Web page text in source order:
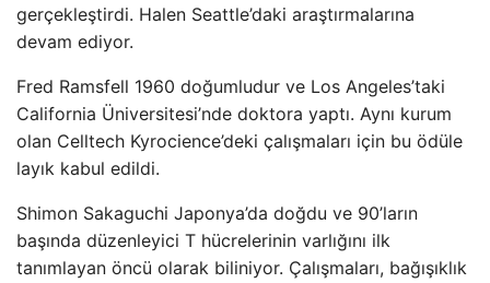
gerçekleştirdi. Halen Seattle’daki araştırmalarına
devam ediyor.
Fred Ramsfell 1960 doğumludur ve Los Angeles’taki
California Üniversitesi’nde doktora yaptı. Aynı kurum
olan Celltech Kyrocience’deki çalışmaları için bu ödüle
layık kabul edildi.
Shimon Sakaguchi Japonya’da doğdu ve 90’ların
başında düzenleyici T hücrelerinin varlığını ilk
tanımlayan öncü olarak biliniyor. Çalışmaları, bağışıklık